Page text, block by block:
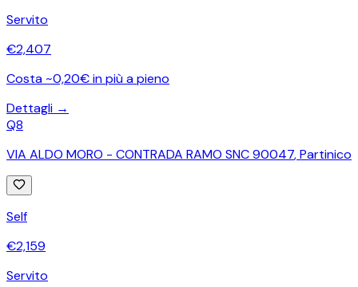
Servito
€2,407
Costa ~0,20€ in più a pieno
Dettagli →
Q8
VIA ALDO MORO - CONTRADA RAMO SNC 90047,Partinico
Self
€2,159
Servito